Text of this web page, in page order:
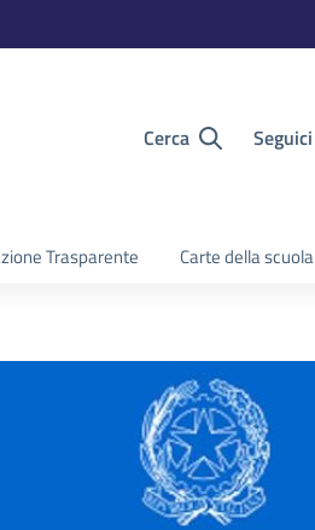
Cerca
Trasparente Carte della scuola